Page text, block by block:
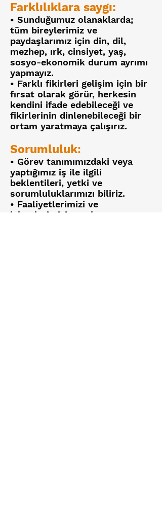
Farklılıklara saygı:
• Sunduğumuz olanaklarda;
tüm bireylerimiz ve
paydaşlarımız için din, dil,
mezhep, ırk, cinsiyet, yaş,
sosyo-ekonomik durum ayrımı
yapmayız.
• Farklı fikirleri gelişim için bir
fırsat olarak görür, herkesin
kendini ifade edebileceği ve
fikirlerinin dinlenebileceği bir
ortam yaratmaya çalışırız.
Sorumluluk:
• Görev tanımımızdaki veya
yaptığımız iş ile ilgili
beklentileri, yetki ve
sorumluluklarımızı biliriz.
• Faaliyetlerimizi ve
işlemlerimizi yasalara uygun